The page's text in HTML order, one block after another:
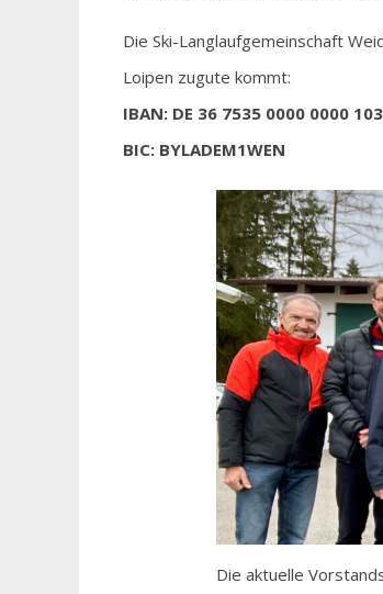
Die Ski-Langlaufgemeinschaft
Loipen zugute kommt:
IBAN: DE 36 7535 0000 0000
BIC: BYLADEM1WEN
Die aktuelle